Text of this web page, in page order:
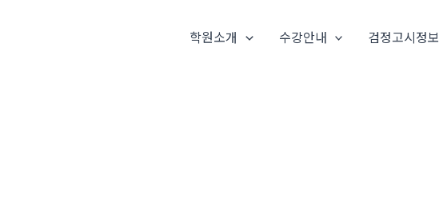
학원소개 수강안내 검정고시정보